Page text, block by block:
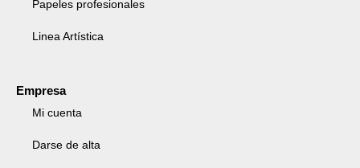
Papeles profesionales
Linea Artística
Empresa
Mi cuenta
Darse de alta